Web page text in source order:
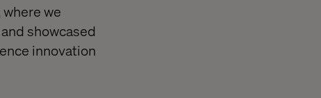
we
showcased
innovation